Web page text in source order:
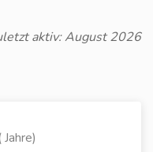
aktiv: August 2026